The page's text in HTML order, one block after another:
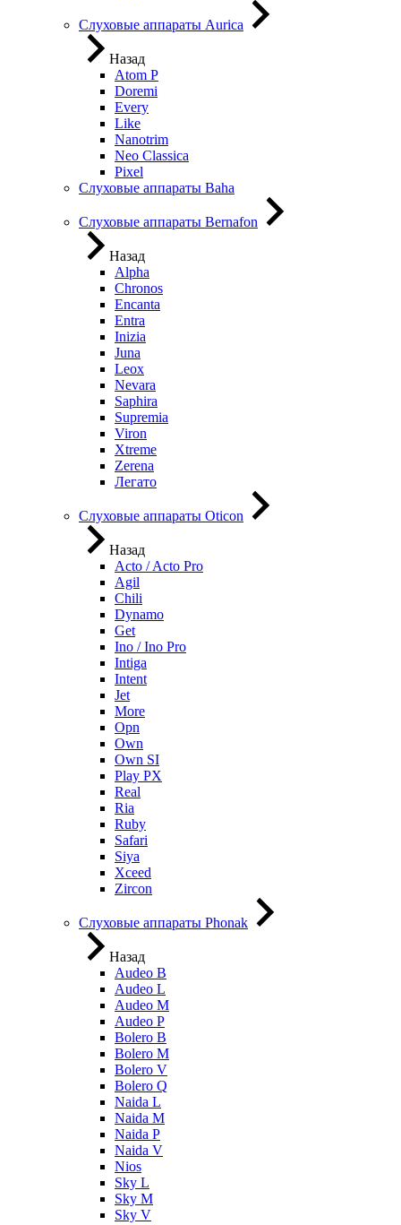
Слуховые аппараты Aurica
Назад
Atom P
Doremi
Every
Like
Nanotrim
Neo Classica
Pixel
Слуховые аппараты Baha
Слуховые аппараты Bernafon
Назад
Alpha
Chronos
Encanta
Entra
Inizia
Juna
Leox
Nevara
Saphira
Supremia
Viron
Xtreme
Zerena
Легато
Слуховые аппараты Oticon
Назад
Acto / Acto Pro
Agil
Chili
Dynamo
Get
Ino / Ino Pro
Intiga
Intent
Jet
More
Opn
Own
Own SI
Play PX
Real
Ria
Ruby
Safari
Siya
Xceed
Zircon
Слуховые аппараты Phonak
Назад
Audeo B
Audeo L
Audeo М
Audeo P
Bolero B
Bolero M
Bolero V
Bolero Q
Naida L
Naida M
Naida P
Naida V
Nios
Sky L
Sky M
Sky V